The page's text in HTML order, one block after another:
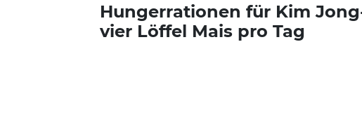
Hungerrationen für Kim
vier Löffel Mais pro Tag